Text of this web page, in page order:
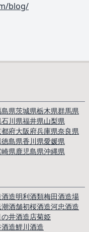
blog/
県茨城県栃木県群馬県
石川県福井県山梨県
府大阪府兵庫県奈良県
徳島県香川県愛媛県
県鹿児島県沖縄県
造明利酒類梅田酒造場
潮酒舗初桜酒造河忠酒造
の井酒造店菊姫
造鯉川酒造